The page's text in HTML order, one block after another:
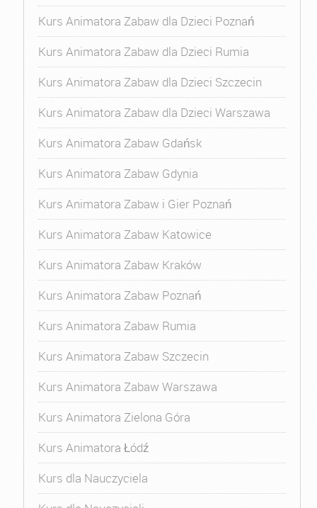
Kurs Animatora Zabaw dla Dzieci Poznań
Kurs Animatora Zabaw dla Dzieci Rumia
Kurs Animatora Zabaw dla Dzieci Szczecin
Kurs Animatora Zabaw dla Dzieci Warszawa
Kurs Animatora Zabaw Gdańsk
Kurs Animatora Zabaw Gdynia
Kurs Animatora Zabaw i Gier Poznań
Kurs Animatora Zabaw Katowice
Kurs Animatora Zabaw Kraków
Kurs Animatora Zabaw Poznań
Kurs Animatora Zabaw Rumia
Kurs Animatora Zabaw Szczecin
Kurs Animatora Zabaw Warszawa
Kurs Animatora Zielona Góra
Kurs Animatora Łódź
Kurs dla Nauczyciela